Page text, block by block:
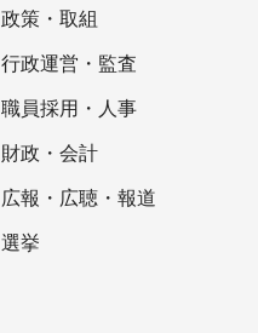
政策・取組
行政運営・監査
職員採用・人事
財政・会計
広報・広聴・報道
選挙